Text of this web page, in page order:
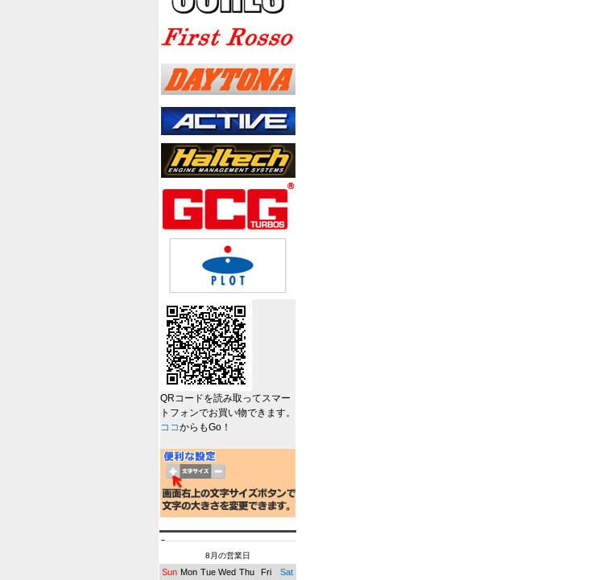
QRコードを読み取ってスマー
トフォンでお買い物できます。
ココからもGo！
8月の営業日
Sun Mon Tue Wed Thu Fri Sat